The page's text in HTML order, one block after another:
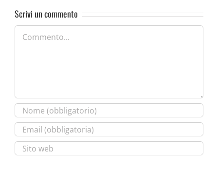
Scrivi un commento
Commento